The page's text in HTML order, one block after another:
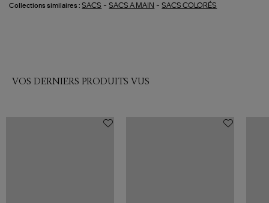
Collections similaires : SACS -SACS A MAIN -SACS COLORÉS
VOS DERNIERS PRODUITS VUS